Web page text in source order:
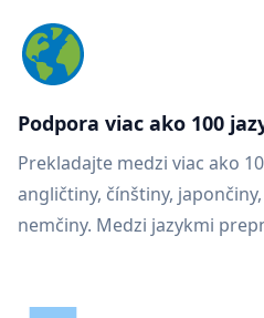
Podpora viac ako 100
Prekladajte medzi viac ako
angličtiny, čínštiny,
nemčiny. Medzi jazykmi